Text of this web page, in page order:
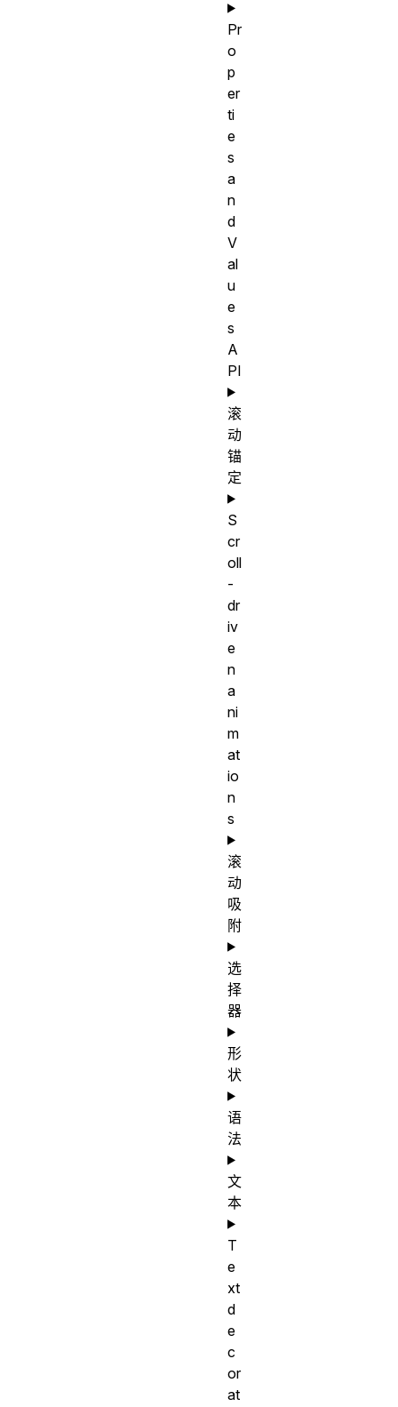
Pr
o
p
er
ti
e
s
a
n
d
V
al
u
e
s
A
PI
滚
动
锚
定
S
cr
oll
-
dr
iv
e
n
a
ni
m
at
io
n
s
滚
动
吸
附
选
择
器
形
状
语
法
文
本
T
e
xt
d
e
c
or
at